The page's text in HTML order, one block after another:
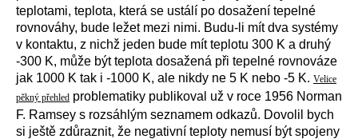
teplotami, teplota, která se ustálí po dosažení tepelné
rovnováhy, bude ležet mezi nimi. Budu-li mít dva systémy
v kontaktu, z nichž jeden bude mít teplotu 300 K a druhý
-300 K, může být teplota dosažená při tepelné rovnováze
jak 1000 K tak i -1000 K, ale nikdy ne 5 K nebo -5 K. Velice
pěkný přehled problematiky publikoval už v roce 1956 Norman
F. Ramsey s rozsáhlým seznamem odkazů. Dovolil bych
si ještě zdůraznit, že negativní teploty nemusí být spojeny